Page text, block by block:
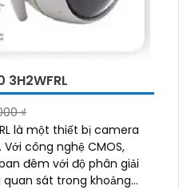
3H2WFRL
₫
là một thiết bị camera
đêm với độ phân giải
quan sát trong khoảng